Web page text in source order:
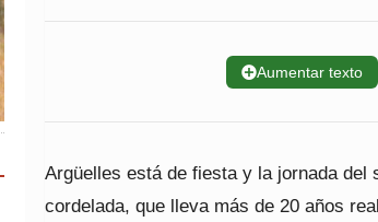
➕Aumentar texto
Argüelles está de fiesta y la jornada del
cordelada, que lleva más de 20 años